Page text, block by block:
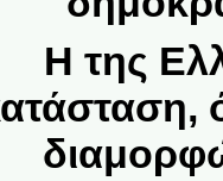
Η της